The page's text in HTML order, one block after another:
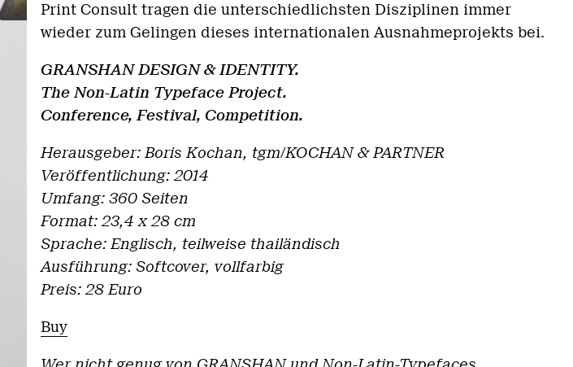
Print Consult tragen die unterschiedlichsten Disziplinen immer
wieder zum Gelingen dieses internationalen Ausnahmeprojekts bei.
GRANSHAN DESIGN & IDENTITY.
The Non-Latin Typeface Project.
Conference, Festival, Competition.
Herausgeber: Boris Kochan, tgm/KOCHAN & PARTNER
Veröffentlichung: 2014
Umfang: 360 Seiten
Format:23,4 x 28 cm
Sprache: Englisch, teilweise thailändisch
Ausführung: Softcover, vollfarbig
Preis: 28 Euro
Buy